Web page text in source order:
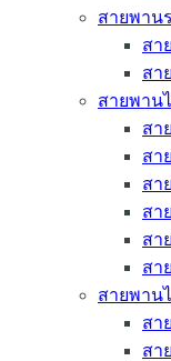
สายพาน
สา
สา
สายพาน
สา
สา
สา
สา
สา
สา
สายพาน
สา
สา